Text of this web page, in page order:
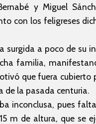
y Miguel
con los feligreses
surgida a poco de su
familia,
que fuera
de la pasada centuria.
inconclusa, pues
m de altura, que se